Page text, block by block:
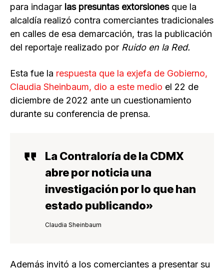
para indagar las presuntas extorsiones que la
alcaldía realizó contra comerciantes tradicionales
en calles de esa demarcación, tras la publicación
del reportaje realizado por Ruido en la Red.
Esta fue la respuesta que la exjefa de Gobierno,
Claudia Sheinbaum, dio a este medio el 22 de
diciembre de 2022 ante un cuestionamiento
durante su conferencia de prensa.
La Contraloría de la CDMX
abre por noticia una
investigación por lo que han
estado publicando»
Claudia Sheinbaum
Además invitó a los comerciantes a presentar su